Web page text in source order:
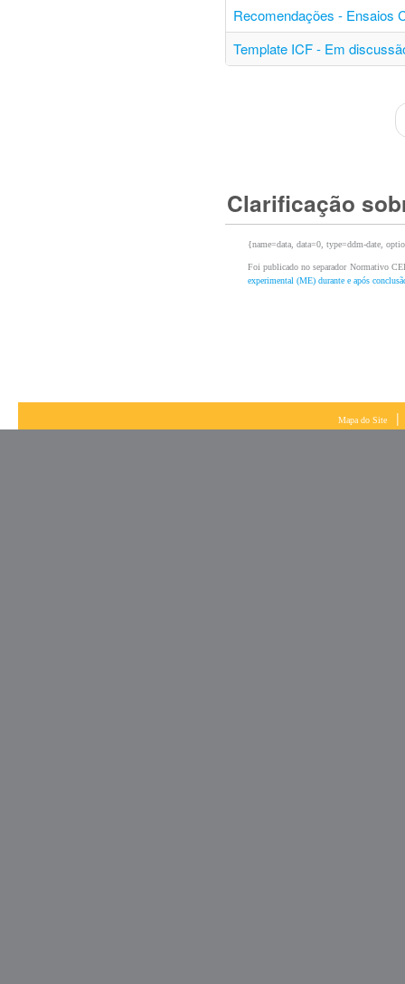
Recomendações - Ensaios
Template ICF - Em
{name=data, data=0, type=ddm-date,
Foi publicado no separador Normativo
experimental (ME) durante e após
Mapa do Site |